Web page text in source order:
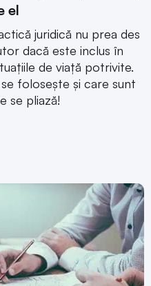
el
juridică nu prea des
dacă este inclus în
de viață potrivite.
folosește și care sunt
se pliază!